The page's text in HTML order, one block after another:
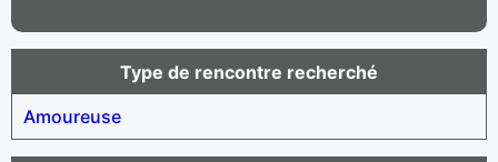
Type de rencontre recherché
Amoureuse